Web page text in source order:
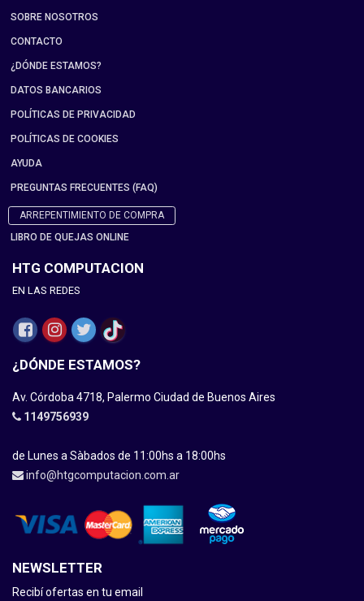
SOBRE NOSOTROS
CONTACTO
¿DÓNDE ESTAMOS?
DATOS BANCARIOS
POLÍTICAS DE PRIVACIDAD
POLÍTICAS DE COOKIES
AYUDA
PREGUNTAS FRECUENTES (FAQ)
ARREPENTIMIENTO DE COMPRA
LIBRO DE QUEJAS ONLINE
HTG COMPUTACION
EN LAS REDES
¿DÓNDE ESTAMOS?
Av. Córdoba 4718, Palermo Ciudad de Buenos Aires
1149756939
de Lunes a Sàbados de 11:00hs a 18:00hs
info@htgcomputacion.com.ar
NEWSLETTER
Recibí ofertas en tu email